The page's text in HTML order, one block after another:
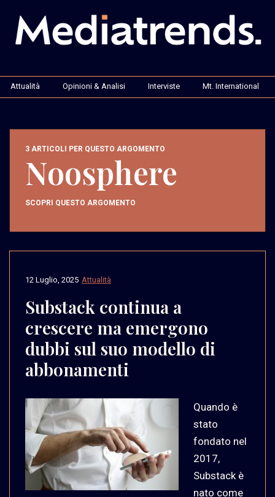
Attualità Opinioni & Analisi Interviste Mt. International
3 ARTICOLI PER QUESTO ARGOMENTO
Noosphere
SCOPRI QUESTO ARGOMENTO
Attualità
12 Luglio, 2025
Substack continua a
crescere ma emergono
dubbi sul suo modello di
abbonamenti
Quando è
stato
fondato nel
2017,
Substack è
nato come